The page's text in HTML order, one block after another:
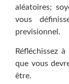
aléatoires;
vous
previsionnel.
Réfléchissez
que vous
être.